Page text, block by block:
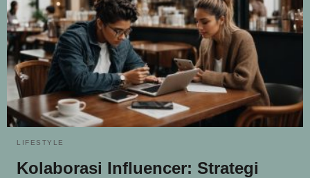
LIFESTYLE
Kolaborasi Influencer: Strategi